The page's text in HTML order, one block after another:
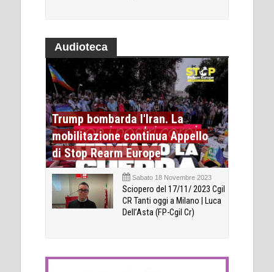
Audioteca
Trump bombarda l'Iran. La
mobilitazione continua Appello
di Stop Rearm Europe
Sabato 18 Novembre 2023
Sciopero del 17/11/ 2023 Cgil
CR Tanti oggi a Milano | Luca
Dell’Asta (FP-Cgil Cr)